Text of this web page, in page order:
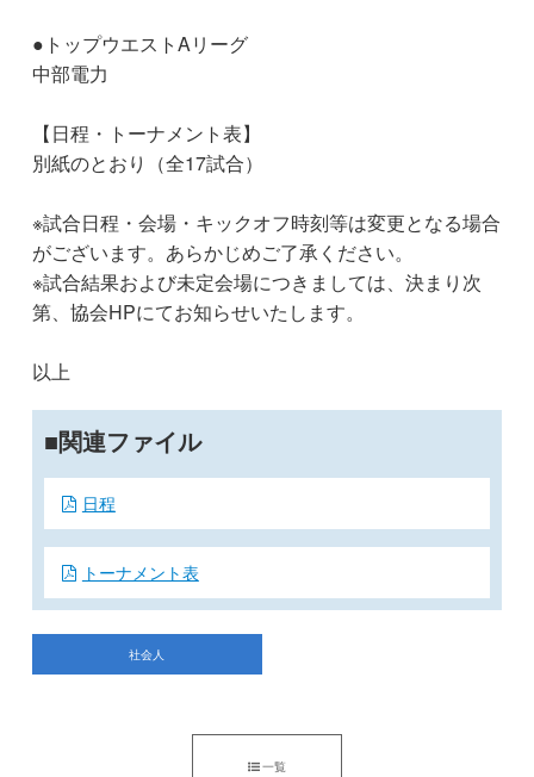
●トップウエストAリーグ
中部電力
【日程・トーナメント表】
別紙のとおり（全17試合）
※試合日程・会場・キックオフ時刻等は変更となる場合
がございます。あらかじめご了承ください。
※試合結果および未定会場につきましては、決まり次
第、協会HPにてお知らせいたします。
以上
関連ファイル
日程
トーナメント表
社会人
一覧